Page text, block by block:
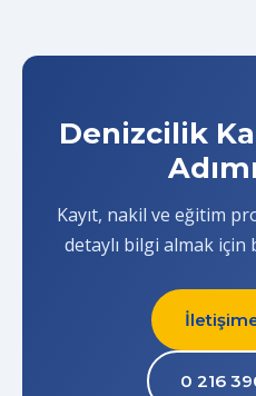
Denizcilik
Kayıt, nakil ve eğitim
detaylı bilgi almak için
0 216